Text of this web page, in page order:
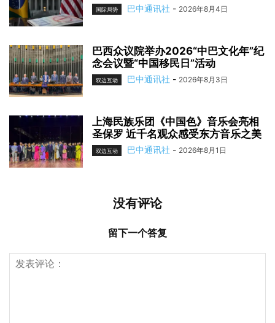
国际局势 巴中通讯社 - 2026年8月4日
巴西众议院举办2026“中巴文化年”纪
念会议暨“中国移民日”活动
双边互动 巴中通讯社 - 2026年8月3日
上海民族乐团《中国色》音乐会亮相
圣保罗 近千名观众感受东方音乐之美
双边互动 巴中通讯社 - 2026年8月1日
没有评论
留下一个答复